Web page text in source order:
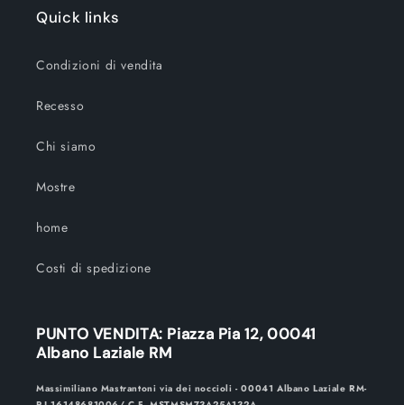
Quick links
Condizioni di vendita
Recesso
Chi siamo
Mostre
home
Costi di spedizione
PUNTO VENDITA: Piazza Pia 12, 00041
Albano Laziale RM
Massimiliano Mastrantoni via dei noccioli - 00041 Albano Laziale RM-